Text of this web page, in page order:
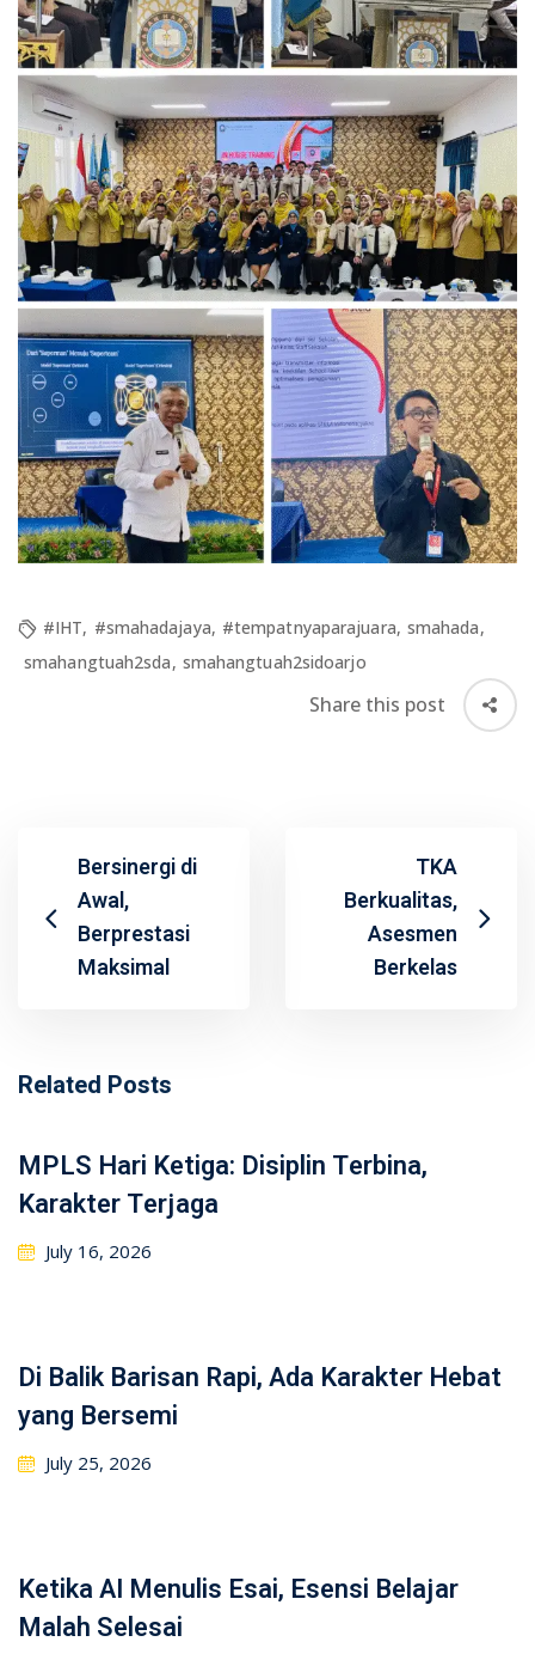
#IHT, #smahadajaya, #tempatnyaparajuara, smahada,
smahangtuah2sda, smahangtuah2sidoarjo
Share this post
Bersinergi di
Awal,
Berprestasi
Maksimal
TKA
Berkualitas,
Asesmen
Berkelas
Related Posts
MPLS Hari Ketiga: Disiplin Terbina,
Karakter Terjaga
July 16, 2026
Di Balik Barisan Rapi, Ada Karakter Hebat
yang Bersemi
July 25, 2026
Ketika AI Menulis Esai, Esensi Belajar
Malah Selesai